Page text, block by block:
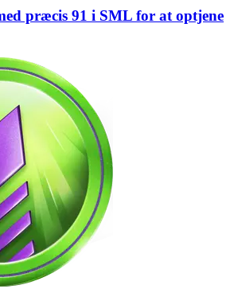
præcis 91 i SML for at optjene